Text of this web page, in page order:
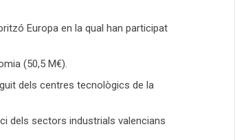
Europa en la qual han participat
(50,5 M€).
dels centres tecnològics de la
dels sectors industrials valencians